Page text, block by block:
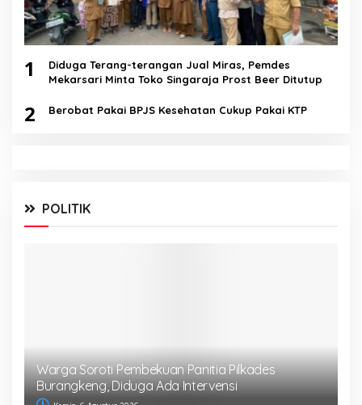
1
Diduga Terang-terangan Jual Miras, Pemdes
Mekarsari Minta Toko Singaraja Prost Beer Ditutup
2 Berobat Pakai BPJS Kesehatan Cukup Pakai KTP
POLITIK
Warga Soroti Pembekuan Panitia Pilkades
Burangkeng, Diduga Ada Intervensi